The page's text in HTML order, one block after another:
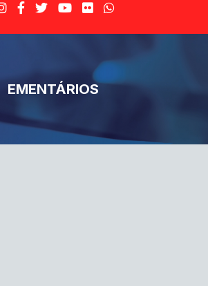
EMENTÁRIOS